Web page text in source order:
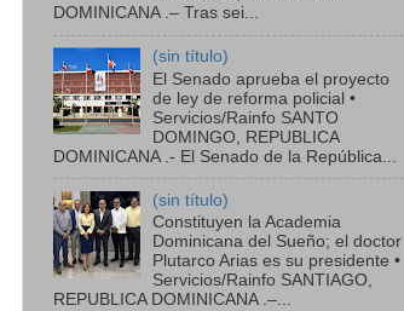
DOMINICANA .– Tras sei...
(sin título)
El Senado aprueba el proyecto
de ley de reforma policial •
Servicios/Rainfo SANTO
DOMINGO, REPUBLICA
DOMINICANA .- El Senado de la República...
(sin título)
Constituyen la Academia
Dominicana del Sueño; el doctor
Plutarco Arias es su presidente •
Servicios/Rainfo SANTIAGO,
REPUBLICA DOMINICANA .–...